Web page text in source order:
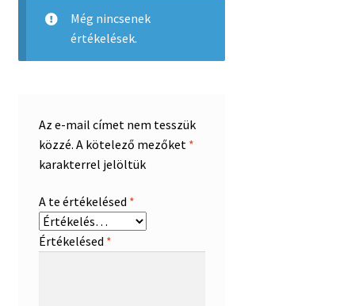
Még nincsenek
értékelések.
Az e-mail címet nem tesszük
közzé. A kötelező mezőket *
karakterrel jelöltük
A te értékelésed *
Értékelésed *